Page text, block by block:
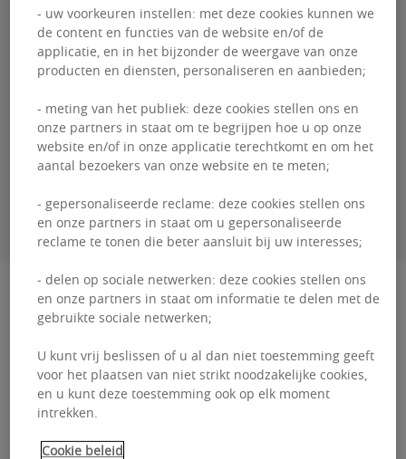
GuillaumeDEWAEL
+3226431035
CONTACTEER MIJ
Beschrijving
de Kortrijksesteenweg, met gemakkelijke
toegang via Brugge en Antwerpen. Dit
- uw voorkeuren instellen: met deze cookies kunnen we
de content en functies van de website en/of de
applicatie, en in het bijzonder de weergave van onze
producten en diensten, personaliseren en aanbieden;
- meting van het publiek: deze cookies stellen ons en
onze partners in staat om te begrijpen hoe u op onze
website en/of in onze applicatie terechtkomt en om het
aantal bezoekers van onze website en te meten;
- gepersonaliseerde reclame: deze cookies stellen ons
en onze partners in staat om u gepersonaliseerde
reclame te tonen die beter aansluit bij uw interesses;
- delen op sociale netwerken: deze cookies stellen ons
en onze partners in staat om informatie te delen met de
gebruikte sociale netwerken;
U kunt vrij beslissen of u al dan niet toestemming geeft
voor het plaatsen van niet strikt noodzakelijke cookies,
en u kunt deze toestemming ook op elk moment
intrekken.
Cookie beleid